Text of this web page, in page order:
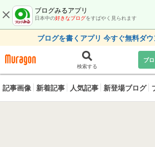
ブログみるアプリ
日本中の好きなブログをすばやく見られます
ブログを書くアプリ 今すぐ無料ダウ
検索する
ブ
記事画像 新着記事 人気記事 新登場ブログ